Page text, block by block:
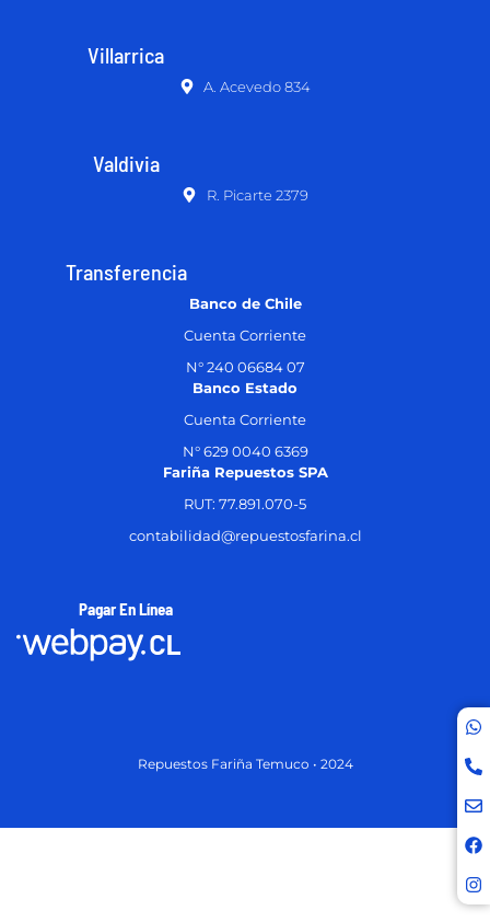
Villarrica
A. Acevedo 834
Valdivia
R. Picarte 2379
Transferencia
Banco de Chile
Cuenta Corriente
N° 240 06684 07
Banco Estado
Cuenta Corriente
N° 629 0040 6369
Fariña Repuestos SPA
RUT: 77.891.070-5
contabilidad@repuestosfarina.cl
Pagar En Línea
Repuestos Fariña Temuco • 2024